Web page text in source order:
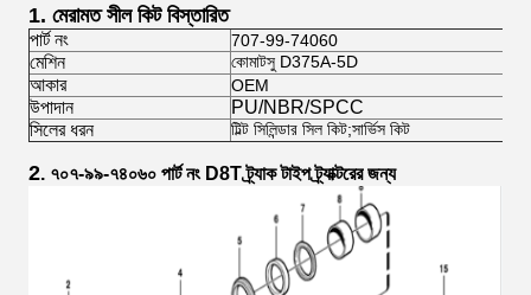
1. মেরামত সীল কিট বিস্তারিত
পার্ট নং 707-99-74060
মেশিন কোমাটসু D375A-5D
আকার OEM
উপাদান
PU/NBR/SPCC
সিলের ধরন
টিল্ট সিলিন্ডার সিল কিট;সার্ভিস কিট
2. ৭০৭-৯৯-৭৪০৬০ পার্ট নং D8T ট্র্যাক টাইপ ট্র্যাক্টরের জন্য